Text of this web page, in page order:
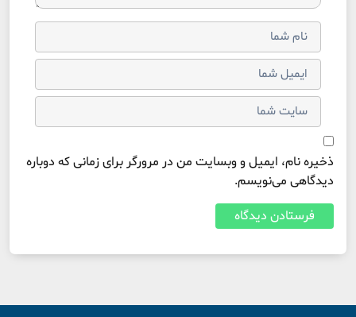
ذخیره نام، ایمیل و وبسایت من در مرورگر برای زمانی که دوباره
دیدگاهی می‌نویسم.